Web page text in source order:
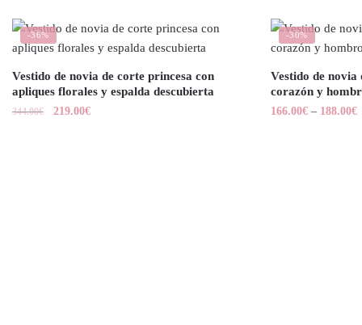
-36%
Vestido de novia de corte princesa con
apliques florales y espalda descubierta
344.00€ 219.00€
-30%
Vestido de novia
corazón y
166.00€ – 188.00€